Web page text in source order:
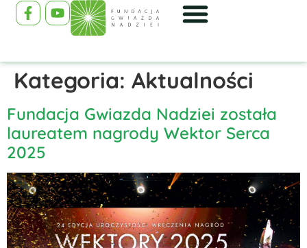
Kategoria: Aktualności
Fundacja Gwiazda Nadziei została
laureatem nagrody Wektor Serca
2025